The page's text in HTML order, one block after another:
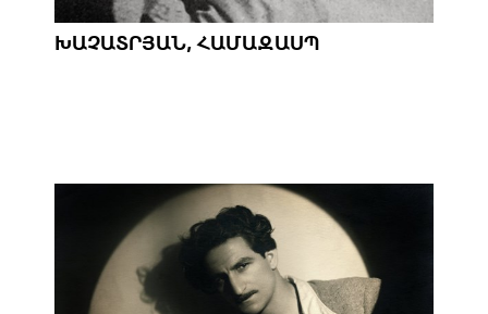
ԽԱՉԱՏՐՅԱՆ, ՀԱՄԱԶԱՍՊ